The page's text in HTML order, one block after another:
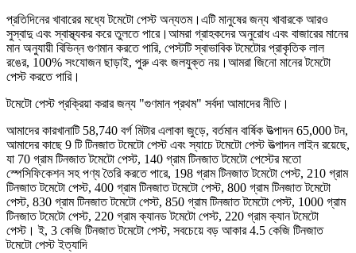
প্রতিদিনের খাবারের মধ্যে টমেটো পেস্ট অন্যতম।এটি মানুষের জন্য খাবারকে আরও
সুস্বাদু এবং স্বাস্থ্যকর করে তুলতে পারে।আমরা গ্রাহকদের অনুরোধ এবং বাজারের মানের
মান অনুযায়ী বিভিন্ন গুণমান করতে পারি, পেস্টটি স্বাভাবিক টমেটোর প্রাকৃতিক লাল
রঙের, 100% সংযোজন ছাড়াই, পুরু এবং জলযুক্ত নয়।আমরা জিনো মানের টমেটো
পেস্ট করতে পারি।
টমেটো পেস্ট প্রক্রিয়া করার জন্য "গুণমান প্রথম" সর্বদা আমাদের নীতি।
আমাদের কারখানাটি 58,740 বর্গ মিটার এলাকা জুড়ে, বর্তমান বার্ষিক উত্পাদন 65,000 টন,
আমাদের কাছে 9 টি টিনজাত টমেটো পেস্ট এবং স্যাচে টমেটো পেস্ট উত্পাদন লাইন রয়েছে,
যা 70 গ্রাম টিনজাত টমেটো পেস্ট, 140 গ্রাম টিনজাত টমেটো পেস্টের মতো
স্পেসিফিকেশন সহ পণ্য তৈরি করতে পারে, 198 গ্রাম টিনজাত টমেটো পেস্ট, 210 গ্রাম
টিনজাত টমেটো পেস্ট, 400 গ্রাম টিনজাত টমেটো পেস্ট, 800 গ্রাম টিনজাত টমেটো
পেস্ট, 830 গ্রাম টিনজাত টমেটো পেস্ট, 850 গ্রাম টিনজাত টমেটো পেস্ট, 1000 গ্রাম
টিনজাত টমেটো পেস্ট, 220 গ্রাম ক্যানড টমেটো পেস্ট, 220 গ্রাম ক্যান টমেটো
পেস্ট। ই, 3 কেজি টিনজাত টমেটো পেস্ট, সবচেয়ে বড় আকার 4.5 কেজি টিনজাত
টমেটো পেস্ট ইত্যাদি